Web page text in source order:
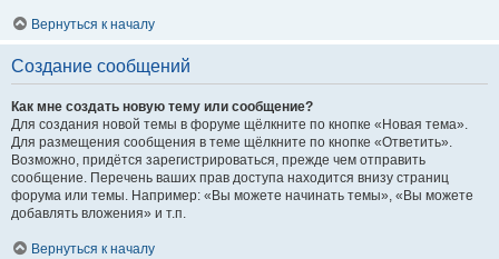
Вернуться к началу
Создание сообщений
Как мне создать новую тему или сообщение?
Для создания новой темы в форуме щёлкните по кнопке «Новая тема».
Для размещения сообщения в теме щёлкните по кнопке «Ответить».
Возможно, придётся зарегистрироваться, прежде чем отправить
сообщение. Перечень ваших прав доступа находится внизу страниц
форума или темы. Например: «Вы можете начинать темы», «Вы можете
добавлять вложения» и т.п.
Вернуться к началу